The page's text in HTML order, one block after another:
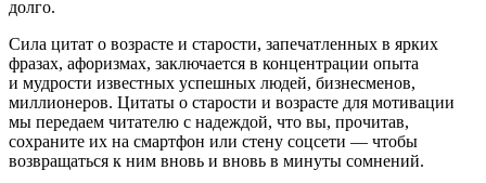
долго.
Сила цитат о возрасте и старости, запечатленных в ярких
фразах, афоризмах, заключается в концентрации опыта
и мудрости известных успешных людей, бизнесменов,
миллионеров. Цитаты о старости и возрасте для мотивации
мы передаем читателю с надеждой, что вы, прочитав,
сохраните их на смартфон или стену соцсети — чтобы
возвращаться к ним вновь и вновь в минуты сомнений.